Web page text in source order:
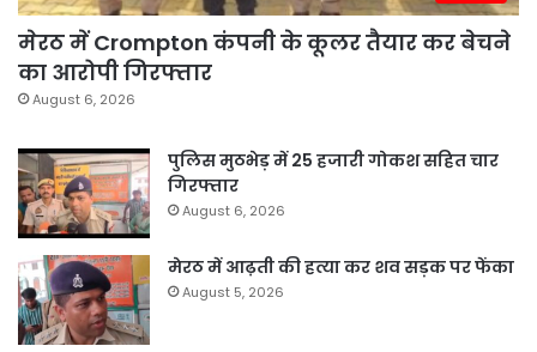
मेरठ में Crompton कंपनी के कूलर तैयार कर बेचने
का आरोपी गिरफ्तार
August 6, 2026
पुलिस मुठभेड़ में 25 हजारी गोकश सहित चार
गिरफ्तार
August 6, 2026
मेरठ में आढ़ती की हत्या कर शव सड़क पर फेंका
August 5, 2026